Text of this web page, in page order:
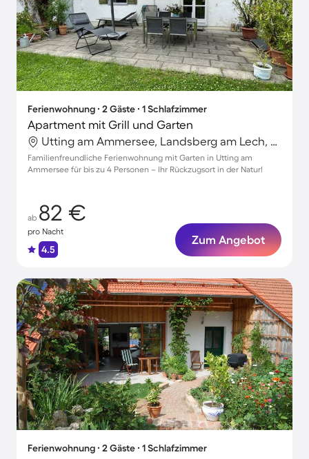
Ferienwohnung ∙ 2 Gäste ∙ 1 Schlafzimmer
Apartment mit Grill und Garten
Utting am Ammersee, Landsberg am Lech, Deutschland
Familienfreundliche Ferienwohnung mit Garten in Utting am
Ammersee für bis zu 4 Personen – Ihr Rückzugsort in der Natur!
ab 82 €
pro Nacht
4.5
Zum Angebot
Ferienwohnung ∙ 2 Gäste ∙ 1 Schlafzimmer